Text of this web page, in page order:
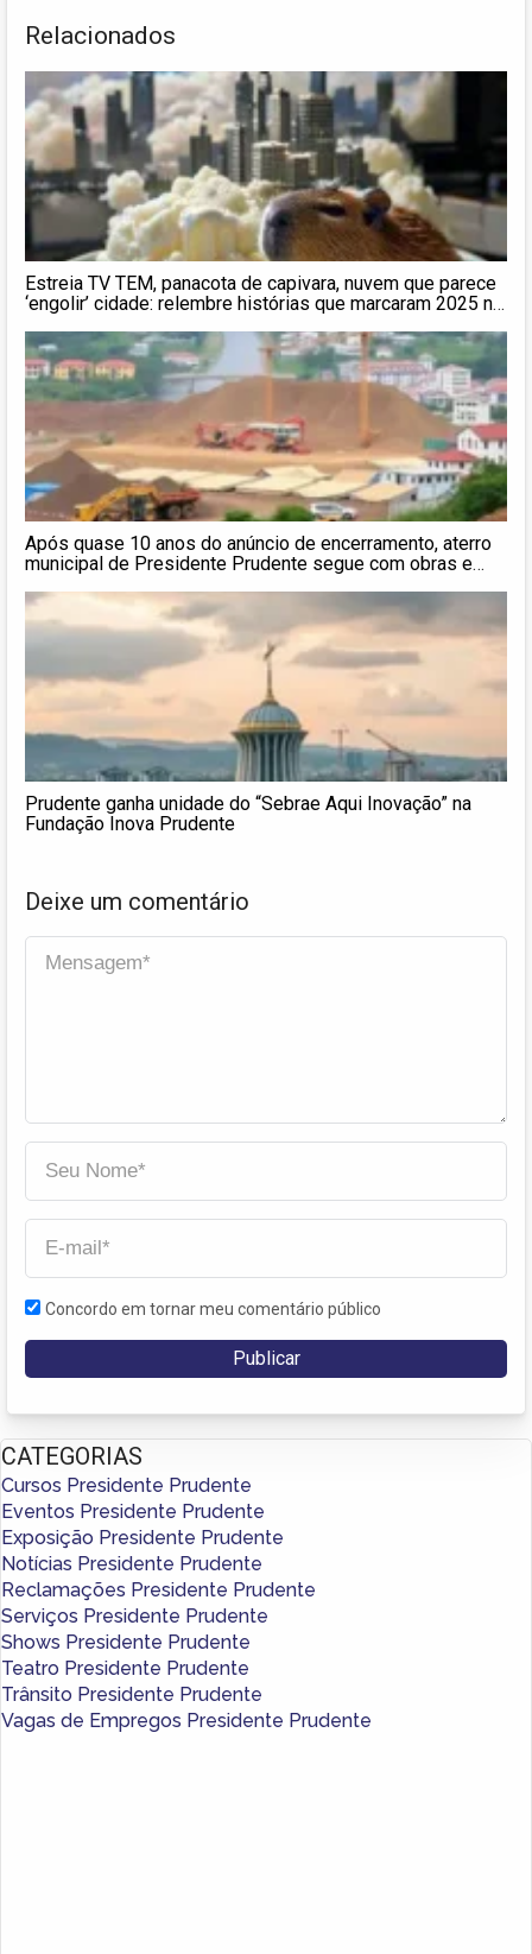
Relacionados
Estreia TV TEM, panacota de capivara, nuvem que parece
‘engolir’ cidade: relembre histórias que marcaram 2025 na
Após quase 10 anos do anúncio de encerramento, aterro
municipal de Presidente Prudente segue com obras e
Prudente ganha unidade do “Sebrae Aqui Inovação” na
Fundação Inova Prudente
Deixe um comentário
Concordo em tornar meu comentário público
CATEGORIAS
Cursos Presidente Prudente
Eventos Presidente Prudente
Exposição Presidente Prudente
Notícias Presidente Prudente
Reclamações Presidente Prudente
Serviços Presidente Prudente
Shows Presidente Prudente
Teatro Presidente Prudente
Trânsito Presidente Prudente
Vagas de Empregos Presidente Prudente